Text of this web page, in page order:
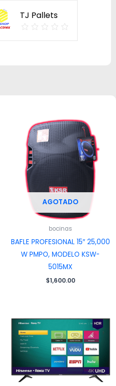
TJ Pallets
AGOTADO
bocinas
BAFLE PROFESIONAL 15″ 25,000
W PMPO, MODELO KSW-
5015MX
$1,600.00